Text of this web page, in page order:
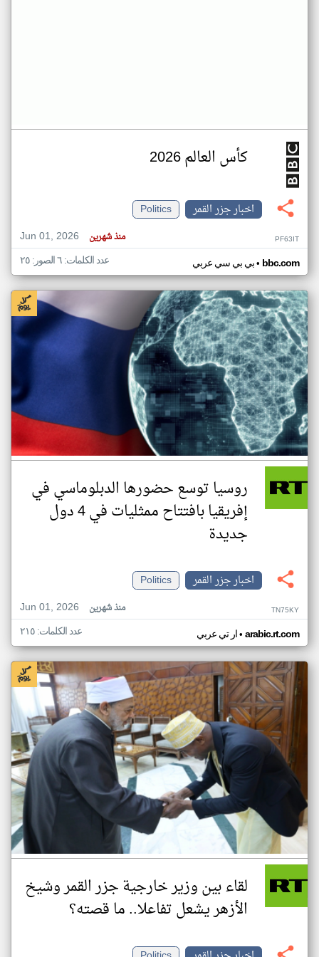
كأس العالم 2026
اخبار جزر القمر
Politics
Jun 01, 2026
منذ شهرين PF63IT
بي بي سي عربي• bbc.com عدد الكلمات: ٦ الصور: ٢٥
روسيا توسع حضورها الدبلوماسي في
إفريقيا بافتتاح ممثليات في 4 دول
جديدة
اخبار جزر القمر
Politics
Jun 01, 2026
منذ شهرين TN75KY
ار تي عربي• arabic.rt.com عدد الكلمات: ٢١٥
لقاء بين وزير خارجية جزر القمر وشيخ
الأزهر يشعل تفاعلا.. ما قصته؟